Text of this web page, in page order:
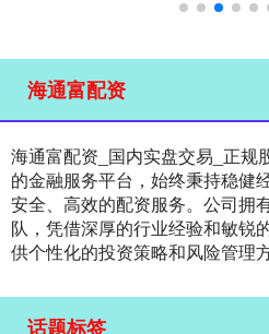
海通富配资
海通富配资_国内实盘交易_正规
的金融服务平台，始终秉持稳健
安全、高效的配资服务。公司拥
队，凭借深厚的行业经验和敏锐
供个性化的投资策略和风险管理方
话题标签